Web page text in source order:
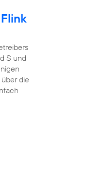
S und
die